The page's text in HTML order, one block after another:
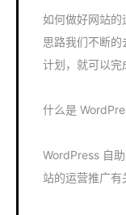
如何做好网站的
思路我们不断
计划，就可以完
什么是
WordPress 自
站的运营推广有